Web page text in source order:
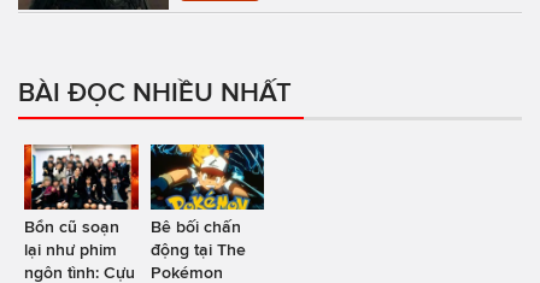
BÀI ĐỌC NHIỀU NHẤT
Bổn cũ soạn
lại như phim
ngôn tình: Cựu
Bê bối chấn
động tại The
Pokémon